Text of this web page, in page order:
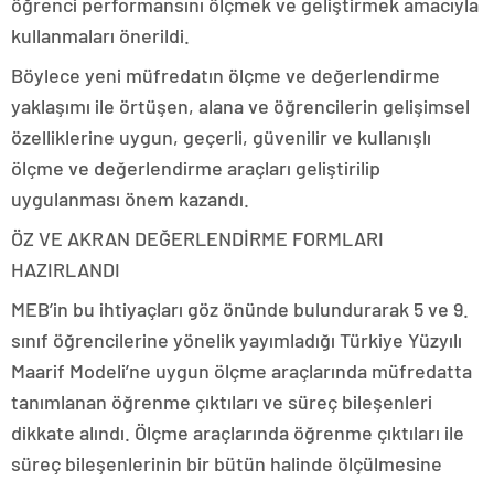
kullanmaları önerildi.
Böylece yeni müfredatın ölçme ve değerlendirme
yaklaşımı ile örtüşen, alana ve öğrencilerin gelişimsel
özelliklerine uygun, geçerli, güvenilir ve kullanışlı
ölçme ve değerlendirme araçları geliştirilip
uygulanması önem kazandı.
ÖZ VE AKRAN DEĞERLENDİRME FORMLARI
HAZIRLANDI
MEB’in bu ihtiyaçları göz önünde bulundurarak 5 ve 9.
sınıf öğrencilerine yönelik yayımladığı Türkiye Yüzyılı
Maarif Modeli’ne uygun ölçme araçlarında müfredatta
tanımlanan öğrenme çıktıları ve süreç bileşenleri
dikkate alındı. Ölçme araçlarında öğrenme çıktıları ile
süreç bileşenlerinin bir bütün halinde ölçülmesine